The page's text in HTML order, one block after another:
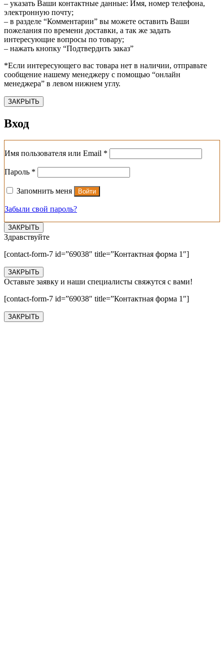
– указать Ваши контактные данные: Имя, номер телефона,
электронную почту;
– в разделе “Комментарии” вы можете оставить Ваши
пожелания по времени доставки, а так же задать
интересующие вопросы по товару;
– нажать кнопку “Подтвердить заказ”
*Если интересующего вас товара нет в наличии, отправьте
сообщение нашему менеджеру с помощью “онлайн
менеджера” в левом нижнем углу.
ЗАКРЫТЬ
Вход
Имя пользователя или Email *
Пароль *
Запомнить меня Войти
Забыли свой пароль?
ЗАКРЫТЬ
Здравствуйте
[contact-form-7 id=”69038″ title=”Контактная форма 1″]
ЗАКРЫТЬ
Оставьте заявку и наши специалисты свяжутся с вами!
[contact-form-7 id=”69038″ title=”Контактная форма 1″]
ЗАКРЫТЬ